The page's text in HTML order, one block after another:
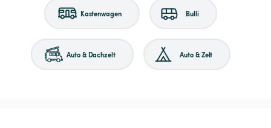
Kastenwagen Bulli
Auto & Dachzelt Auto & Zelt